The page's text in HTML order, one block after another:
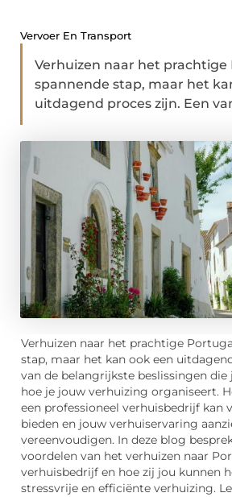
Vervoer En Transport
Verhuizen naar het prachtige
spannende stap, maar het
uitdagend proces zijn. Een
Verhuizen naar het prachtige
stap, maar het kan ook een
van de belangrijkste beslissingen die
hoe je jouw verhuizing organiseert.
een professioneel verhuisbedrijf kan
bieden en jouw verhuiservaring
vereenvoudigen. In deze blog
voordelen van het verhuizen naar
verhuisbedrijf en hoe zij jou kunnen
stressvrije en efficiënte verhuizing.